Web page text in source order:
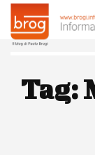
Tag: